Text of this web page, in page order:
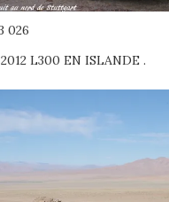
2012 L300 EN ISLANDE .